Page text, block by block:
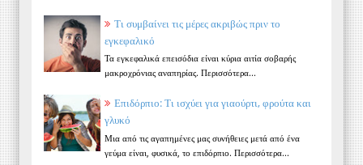
Τι συμβαίνει τις μέρες ακριβώς πριν το
εγκεφαλικό
Τα εγκεφαλικά επεισόδια είναι κύρια αιτία σοβαρής
μακροχρόνιας αναπηρίας. Περισσότερα...
Επιδόρπιο: Τι ισχύει για γιαούρτι, φρούτα και
γλυκό
Μια από τις αγαπημένες μας συνήθειες μετά από ένα
γεύμα είναι, φυσικά, το επιδόρπιο. Περισσότερα...